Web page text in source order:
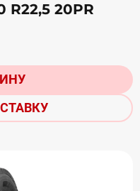
R22,5 20PR